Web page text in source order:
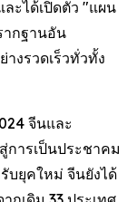
ะได้เปิดตัว "แผน
ากฐานอัน
งรวดเร็วทั่วทั้ง
จีนและ
การเป็นประชาคม
ยุคใหม่ จีนยังได้